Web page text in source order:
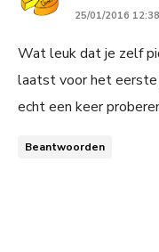
25/01/2016 12:38
Wat leuk dat je zelf
laatst voor het
echt een keer
Beantwoorden